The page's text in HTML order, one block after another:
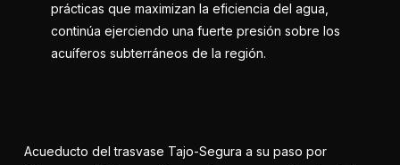
prácticas que maximizan la eficiencia del agua,
continúa ejerciendo una fuerte presión sobre los
acuíferos subterráneos de la región.
Acueducto del trasvase Tajo-Segura a su paso por